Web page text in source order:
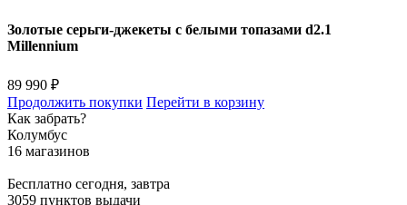
Золотые серьги-джекеты с белыми топазами d2.1
Millennium
89 990 ₽
Продолжить покупки Перейти в корзину
Как забрать?
Колумбус
16 магазинов
Бесплатно сегодня, завтра
3059 пунктов выдачи